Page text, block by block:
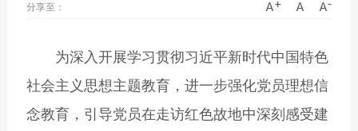
分享至：
为深入开展学习贯彻习近平新时代中国特色
社会主义思想主题教育，进一步强化党员理想信
念教育，引导党员在走访红色故地中深刻感受建